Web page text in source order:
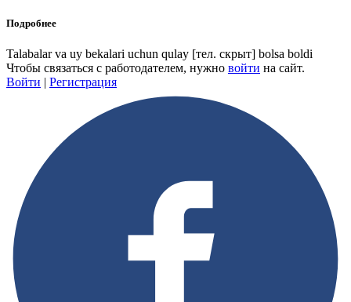
Подробнее
Talabalar va uy bekalari uchun qulay [тел. скрыт] bolsa boldi
Чтобы связаться с работодателем, нужно войти на сайт.
Войти | Регистрация